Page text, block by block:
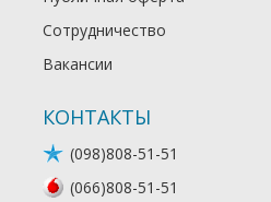
Сотрудничество
Вакансии
КОНТАКТЫ
(098)808-51-51
(066)808-51-51